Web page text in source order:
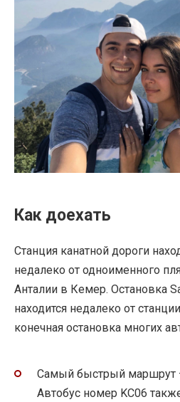
Как доехать
Станция канатной дороги
недалеко от одноименного
Анталии в Кемер. Остановка
находится недалеко от
конечная остановка многих
Самый быстрый маршрут
Автобус номер KC06